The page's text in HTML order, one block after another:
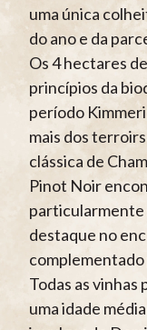
uma única
do ano e da
Os 4 hectares
princípios da
período
mais dos
clássica de
Pinot Noir
particularmente
destaque no
Todas as vinhas
uma idade